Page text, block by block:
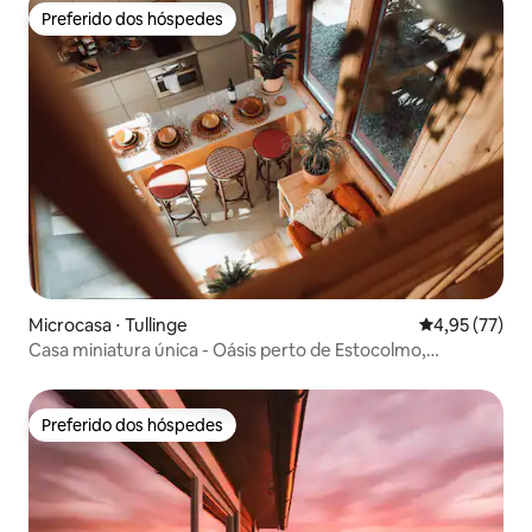
Preferido dos hóspedes
Preferido dos hóspedes
Microcasa ⋅ Tullinge 4,95 de uma
4,95 (77)
Casa miniatura única - Oásis perto de Estocolmo,
Preferido dos hóspedes
Preferido dos hóspedes